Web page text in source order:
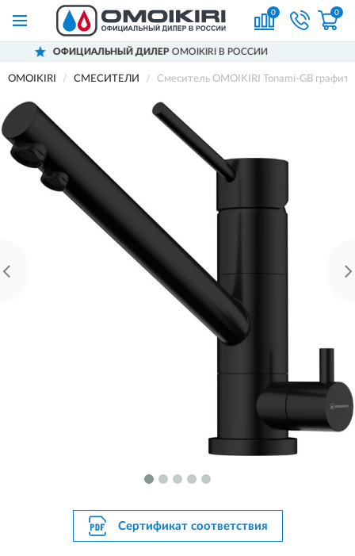
0 0
ДИЛЕРOMOIKIRI В РОССИИ
OMOIKIRI СМЕСИТЕЛИ Смеситель OMOIKIRI Tonami-GB графит
Сертификат соответствия